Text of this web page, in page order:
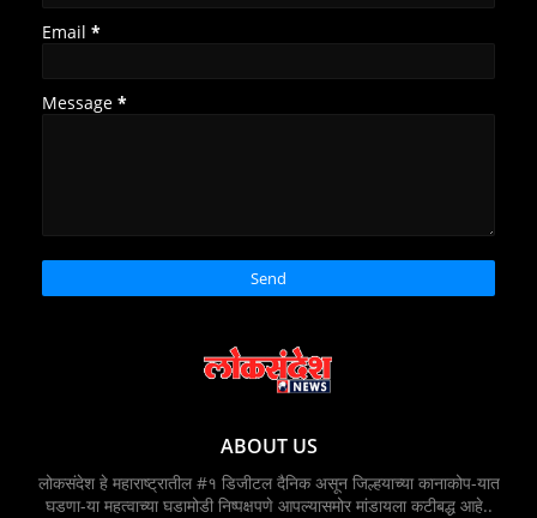
Email *
Message *
ABOUT US
लोकसंदेश हे महाराष्ट्रातील #१ डिजीटल दैनिक असून जिल्हयाच्या कानाकोप-यात
घडणा-या महत्वाच्या घडामोडी निष्पक्षपणे आपल्यासमोर मांडायला कटीबद्ध आहे..